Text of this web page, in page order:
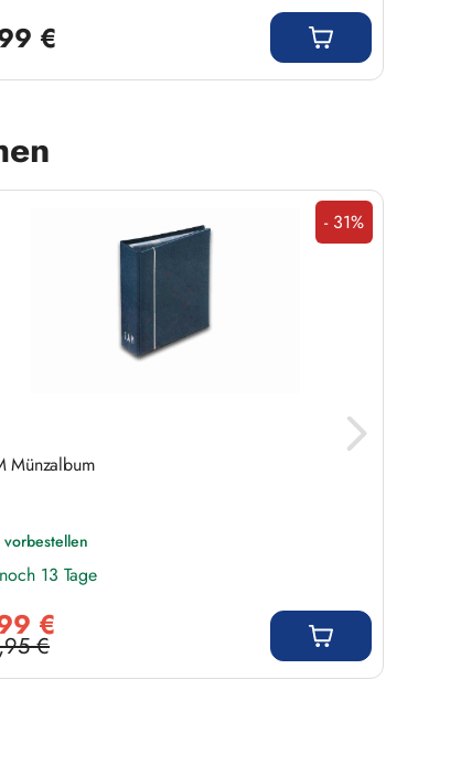
€
Rabatt
- 31%
Münzalbum
vorbestellen
13 Tage
€
Preis:
€